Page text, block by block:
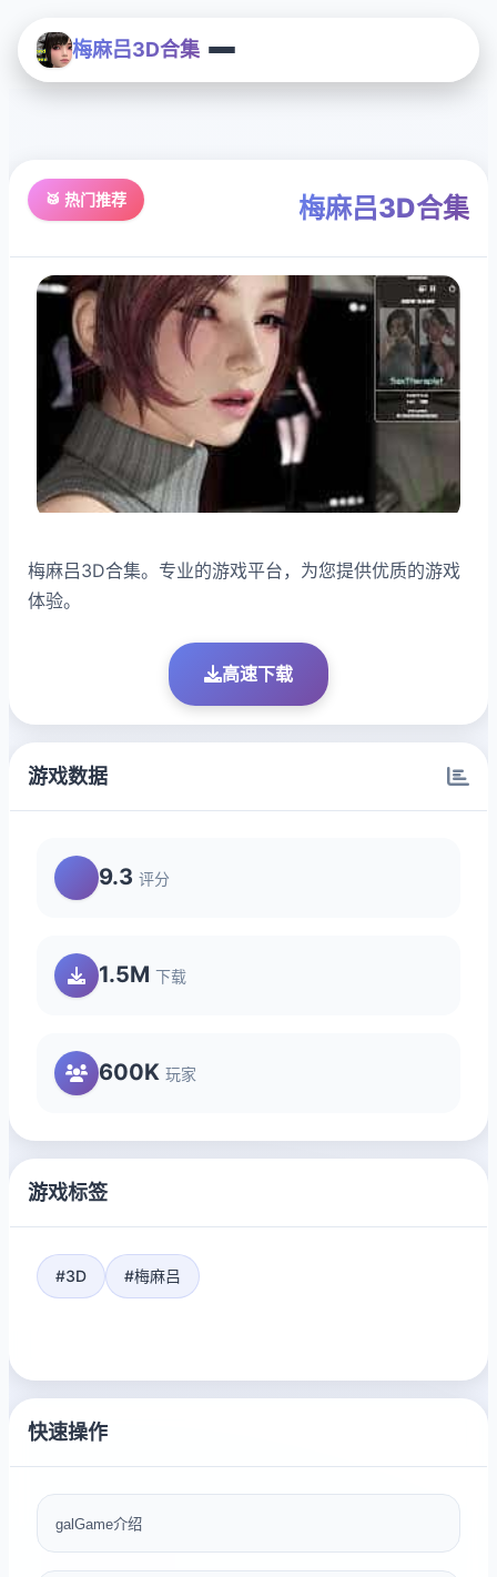
梅麻吕3D合集
🥁 热门推荐 梅麻吕3D合集
梅麻吕3D合集。专业的游戏平台，为您提供优质的游戏
体验。
高速下载
游戏数据
9.3 评分
1.5M 下载
600K 玩家
游戏标签
#3D #梅麻吕
快速操作
galGame介绍